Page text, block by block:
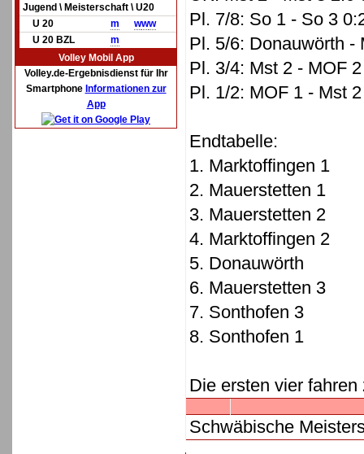
Jugend \ Meisterschaft \ U20
U 20
m www
U 20 BZL
m
Volley Mobil App
Volley.de-Ergebnisdienst für Ihr
Smartphone Informationen zur
App
Pl. 7/8: So 1 - So 3
Pl. 5/6: Donauwörth -
Pl. 3/4: Mst 2 - MOF
Pl. 1/2: MOF 1 - Mst
Endtabelle:
1. Marktoffingen 1
2. Mauerstetten 1
3. Mauerstetten 2
4. Marktoffingen 2
5. Donauwörth
6. Mauerstetten 3
7. Sonthofen 3
8. Sonthofen 1
Die ersten vier
Schwäbische